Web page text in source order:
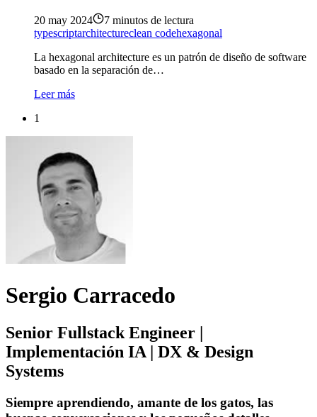
20 may 2024
7 minutos de lectura
typescriptarchitectureclean codehexagonal
La hexagonal architecture es un patrón de diseño de software
basado en la separación de…
Leer más
1
Sergio Carracedo
Senior Fullstack Engineer |
Implementación IA | DX & Design
Systems
Siempre aprendiendo, amante de los gatos, las